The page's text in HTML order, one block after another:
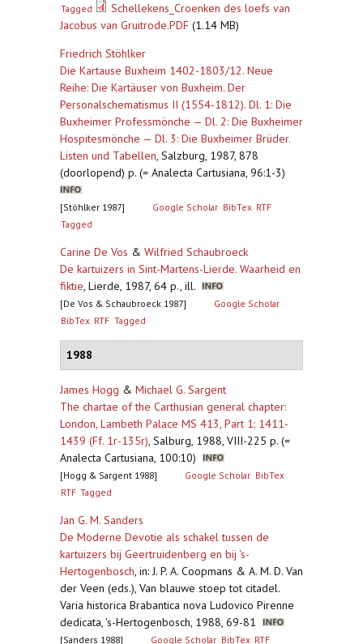
Tagged
Schellekens_Croenken des loefs van
Jacobus van Gruitrode.PDF (1.14 MB)
Friedrich Stöhlker
Die Kartause Buxheim 1402-1803/12. Neue
Reihe: Die Kartäuser von Buxheim. Der
Personalschematismus II (1554-1812). Dl. 1: Die
Buxheimer Professmönche — Dl. 2: Die Buxheimer
Hospitesmönche — Dl. 3: Die Buxheimer Brüder.
Listen und Tabellen, Salzburg, 1987, 878
(doorlopend) p. (= Analecta Cartusiana, 96:1-3)
[Stöhlker 1987] Google Scholar BibTex RTF
Tagged
Carine De Vos & Wilfried Schaubroeck
De kartuizers in Sint-Martens-Lierde. Waarheid en
fiktie, Lierde, 1987, 64 p., ill.
[De Vos & Schaubroeck 1987]
Google Scholar
BibTex RTF Tagged
1988
James Hogg & Michael G. Sargent
The chartae of the Carthusian general chapter:
London, Lambeth Palace MS 413, Part 1: 1411-
1439 (Ff. 1r-135r), Salburg, 1988, VIII-225 p. (=
Analecta Cartusiana, 100:10)
[Hogg & Sargent 1988] Google Scholar BibTex
RTF Tagged
Jan G. M. Sanders
De Moderne Devotie als schakel tussen de
kartuizers bij Geertruidenberg en bij 's-
Hertogenbosch, in: J. P. A. Coopmans & A. M. D. Van
der Veen (eds.), Van blauwe stoep tot citadel.
Varia historica Brabantica nova Ludovico Pirenne
dedicata, 's-Hertogenbosch, 1988, 69-81
[Sanders 1988] Google Scholar BibTex RTF